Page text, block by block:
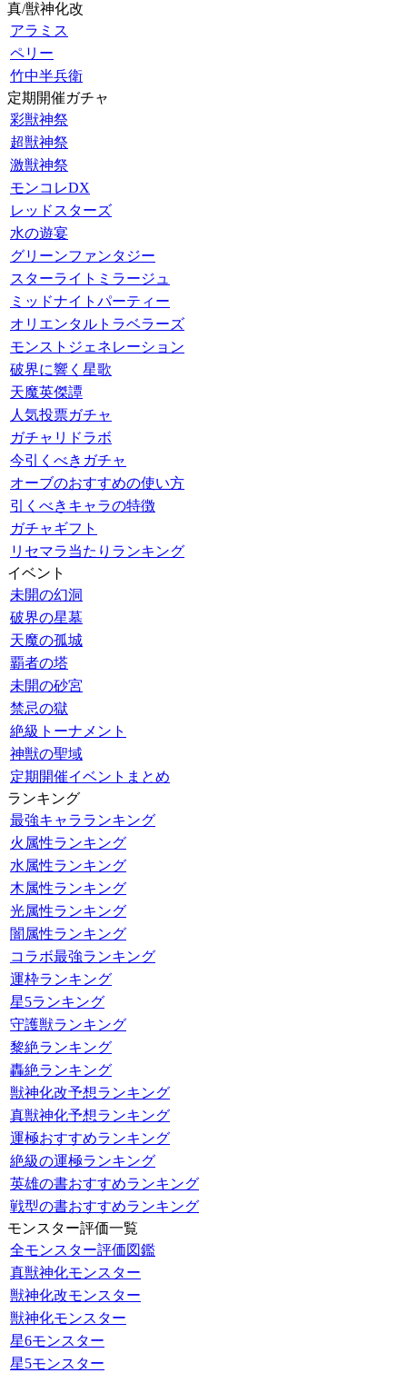
真/獣神化改
アラミス
ペリー
竹中半兵衛
定期開催ガチャ
彩獣神祭
超獣神祭
激獣神祭
モンコレDX
レッドスターズ
水の遊宴
グリーンファンタジー
スターライトミラージュ
ミッドナイトパーティー
オリエンタルトラベラーズ
モンストジェネレーション
破界に響く星歌
天魔英傑譚
人気投票ガチャ
ガチャリドラボ
今引くべきガチャ
オーブのおすすめの使い方
引くべきキャラの特徴
ガチャギフト
リセマラ当たりランキング
イベント
未開の幻洞
破界の星墓
天魔の孤城
覇者の塔
未開の砂宮
禁忌の獄
絶級トーナメント
神獣の聖域
定期開催イベントまとめ
ランキング
最強キャラランキング
火属性ランキング
水属性ランキング
木属性ランキング
光属性ランキング
闇属性ランキング
コラボ最強ランキング
運枠ランキング
星5ランキング
守護獣ランキング
黎絶ランキング
轟絶ランキング
獣神化改予想ランキング
真獣神化予想ランキング
運極おすすめランキング
絶級の運極ランキング
英雄の書おすすめランキング
戦型の書おすすめランキング
モンスター評価一覧
全モンスター評価図鑑
真獣神化モンスター
獣神化改モンスター
獣神化モンスター
星6モンスター
星5モンスター